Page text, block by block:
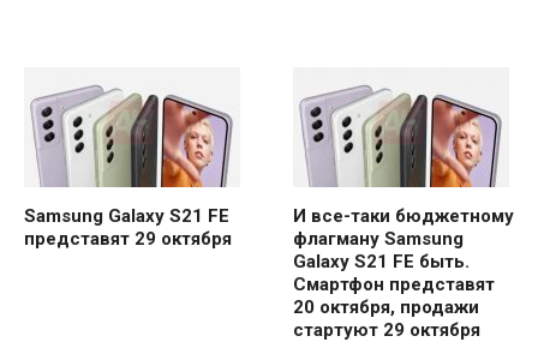
Samsung Galaxy S21 FE
представят 29 октября
И все-таки бюджетному
флагману Samsung
Galaxy S21 FE быть.
Смартфон представят
20 октября, продажи
стартуют 29 октября